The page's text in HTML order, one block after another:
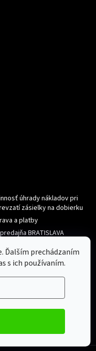
Ďalším prechádzaním
s ich používaním.
úhrady nákladov pri
zásielky na dobierku
a platby
BRATISLAVA
Výměna